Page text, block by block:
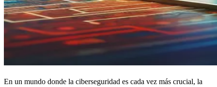
En un mundo donde la ciberseguridad es cada vez más crucial, la